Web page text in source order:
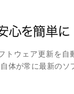
トウェア更新を自
体が常に最新のソ